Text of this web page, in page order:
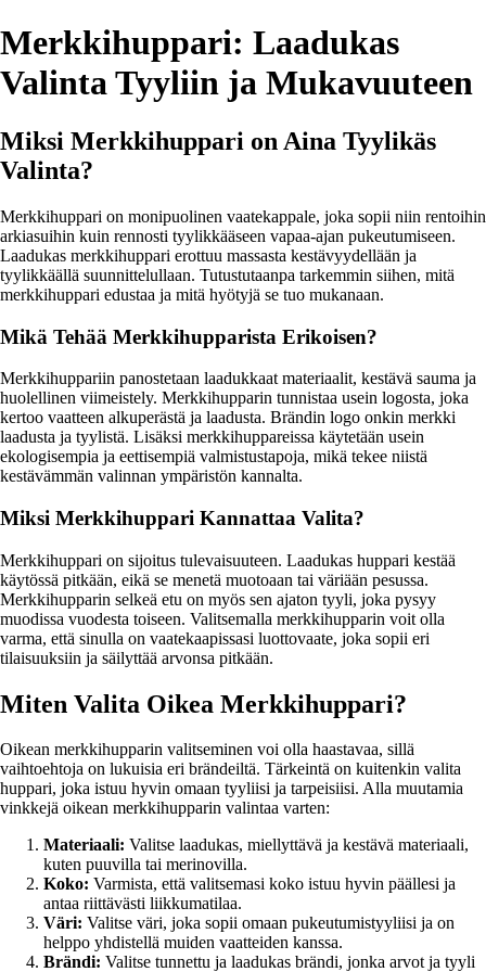
Merkkihuppari: Laadukas
Valinta Tyyliin ja Mukavuuteen
Miksi Merkkihuppari on Aina Tyylikäs
Valinta?
Merkkihuppari on monipuolinen vaatekappale, joka sopii niin rentoihin
arkiasuihin kuin rennosti tyylikkääseen vapaa-ajan pukeutumiseen.
Laadukas merkkihuppari erottuu massasta kestävyydellään ja
tyylikkäällä suunnittelullaan. Tutustutaanpa tarkemmin siihen, mitä
merkkihuppari edustaa ja mitä hyötyjä se tuo mukanaan.
Mikä Tehää Merkkihupparista Erikoisen?
Merkkihuppariin panostetaan laadukkaat materiaalit, kestävä sauma ja
huolellinen viimeistely. Merkkihupparin tunnistaa usein logosta, joka
kertoo vaatteen alkuperästä ja laadusta. Brändin logo onkin merkki
laadusta ja tyylistä. Lisäksi merkkihuppareissa käytetään usein
ekologisempia ja eettisempiä valmistustapoja, mikä tekee niistä
kestävämmän valinnan ympäristön kannalta.
Miksi Merkkihuppari Kannattaa Valita?
Merkkihuppari on sijoitus tulevaisuuteen. Laadukas huppari kestää
käytössä pitkään, eikä se menetä muotoaan tai väriään pesussa.
Merkkihupparin selkeä etu on myös sen ajaton tyyli, joka pysyy
muodissa vuodesta toiseen. Valitsemalla merkkihupparin voit olla
varma, että sinulla on vaatekaapissasi luottovaate, joka sopii eri
tilaisuuksiin ja säilyttää arvonsa pitkään.
Miten Valita Oikea Merkkihuppari?
Oikean merkkihupparin valitseminen voi olla haastavaa, sillä
vaihtoehtoja on lukuisia eri brändeiltä. Tärkeintä on kuitenkin valita
huppari, joka istuu hyvin omaan tyyliisi ja tarpeisiisi. Alla muutamia
vinkkejä oikean merkkihupparin valintaa varten:
Materiaali: Valitse laadukas, miellyttävä ja kestävä materiaali,
kuten puuvilla tai merinovilla.
Koko: Varmista, että valitsemasi koko istuu hyvin päällesi ja
antaa riittävästi liikkumatilaa.
Väri: Valitse väri, joka sopii omaan pukeutumistyyliisi ja on
helppo yhdistellä muiden vaatteiden kanssa.
Brändi: Valitse tunnettu ja laadukas brändi, jonka arvot ja tyyli